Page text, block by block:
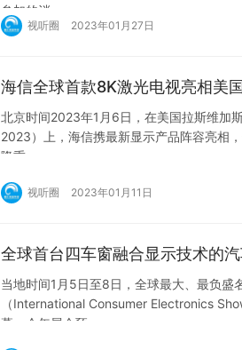
参加的消
视听圈 2023年01月27日
海信全球首款8K激光电视亮相美
北京时间2023年1月6日，在美国拉斯维加
2023）上，海信携最新显示产品阵容亮相
隆重
视听圈 2023年01月11日
全球首台四车窗融合显示技术的
当地时间1月5日至8日，全球最大、最负盛
（International Consumer Electronics
幕。今年展会预